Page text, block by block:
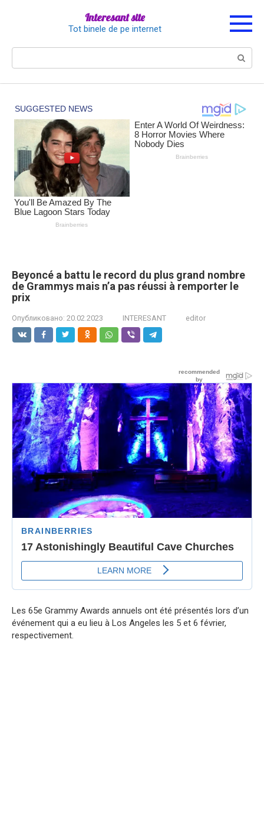
Interesant site
Tot binele de pe internet
Beyoncé a battu le record du plus grand nombre
de Grammys mais n’a pas réussi à remporter le
prix
Опубликовано: 20.02.2023 INTERESANT editor
Les 65e Grammy Awards annuels ont été présentés lors d’un
événement qui a eu lieu à Los Angeles les 5 et 6 février,
respectivement.